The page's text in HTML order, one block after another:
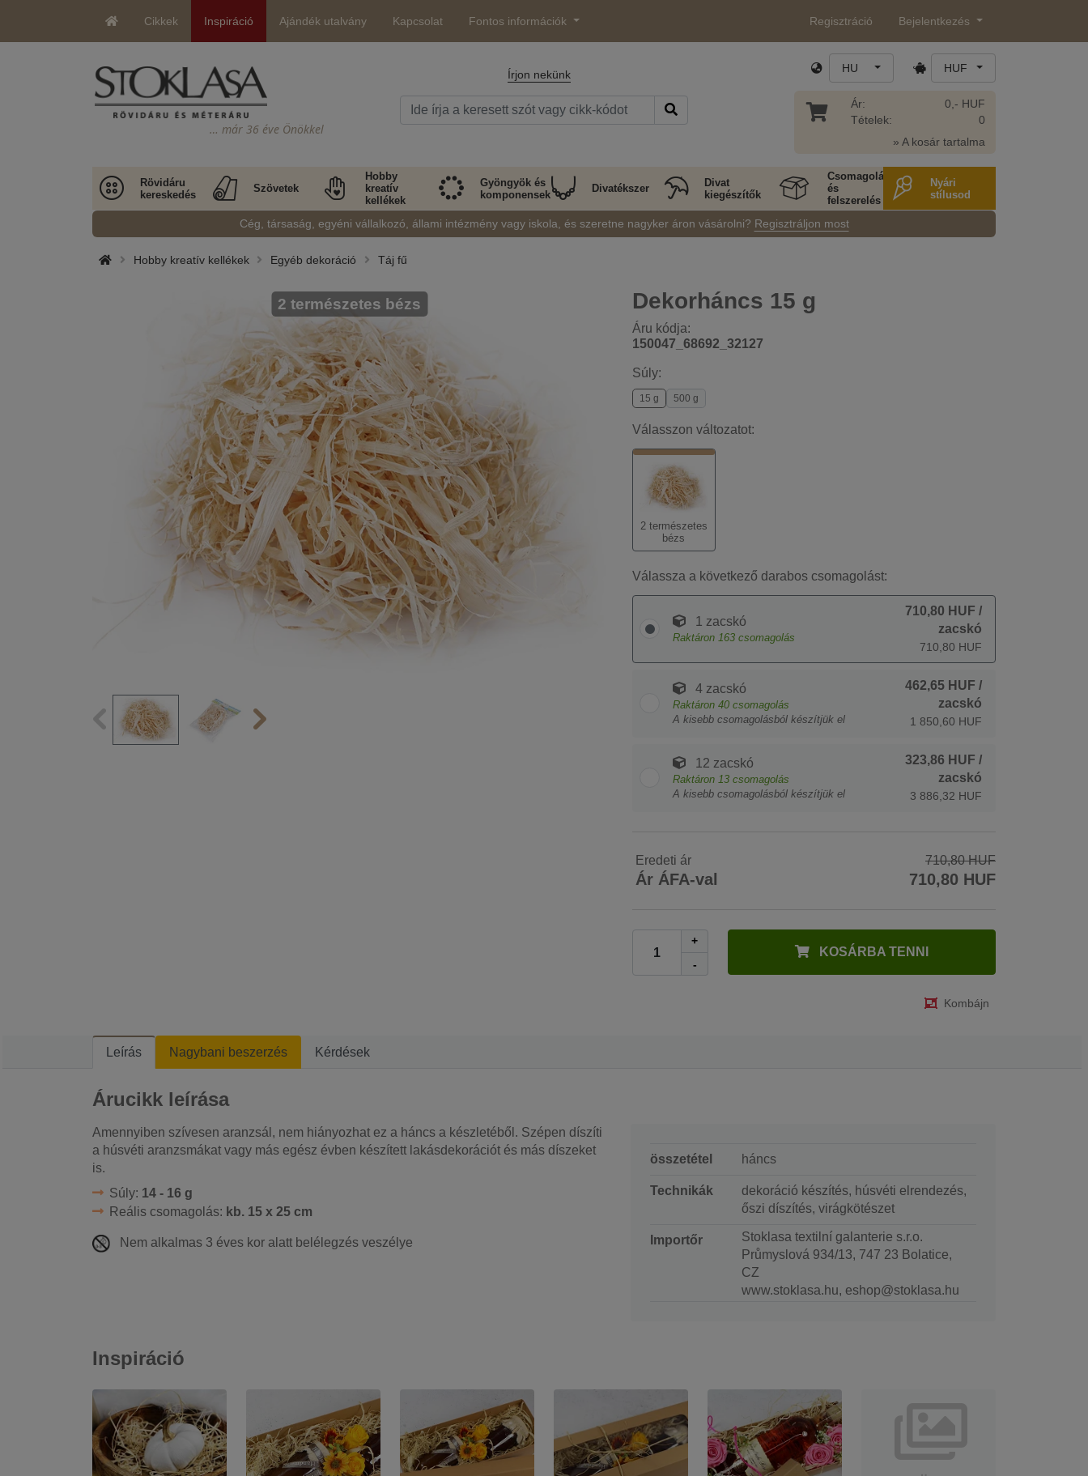
Cikkek Inspiráció Ajándék utalvány Kapcsolat Fontos információk Regisztráció Bejelentkezés
… már 36 éve Önökkel
Írjon nekünk HU HUF
Ár:
Tételek:
0,- HUF
0
» A kosár tartalma
Rövidáru
kereskedés
Szövetek
Hobby
kreatív
kellékek
Gyöngyök és
komponensek
Divatékszer
Divat
kiegészítők
Csomagolás
és
felszerelés
Nyári
stílusod
Cég, társaság, egyéni vállalkozó, állami intézmény vagy iskola, és szeretne nagyker áron vásárolni? Regisztráljon most
Hobby kreatív kellékek Egyéb dekoráció Táj fű
Dekorháncs 15 g
Áru kódja:
150047_68692_32127
2 természetes bézs
Súly:
15 g 500 g
Válasszon változatot:
2 természetes
bézs
Válassza a következő darabos csomagolást:
1 zacskó
Raktáron 163 csomagolás
710,80 HUF /
zacskó
710,80 HUF
4 zacskó
Raktáron 40 csomagolás
A kisebb csomagolásból készítjük el
462,65 HUF /
zacskó
1 850,60 HUF
12 zacskó
Raktáron 13 csomagolás
A kisebb csomagolásból készítjük el
323,86 HUF /
zacskó
3 886,32 HUF
Eredeti ár 710,80 HUF
Ár ÁFA-val 710,80 HUF
+
-
KOSÁRBA TENNI
Kombájn
Leírás Nagybani beszerzés Kérdések
Árucikk leírása
Amennyiben szívesen aranzsál, nem hiányozhat ez a háncs a készletéből. Szépen díszíti
a húsvéti aranzsmákat vagy más egész évben készített lakásdekorációt és más díszeket
is.
Súly: 14 - 16 g
Reális csomagolás: kb. 15 x 25 cm
Nem alkalmas 3 éves kor alatt belélegzés veszélye
összetétel háncs
Technikák
dekoráció készítés, húsvéti elrendezés,
őszi díszítés, virágkötészet
Importőr
Stoklasa textilní galanterie s.r.o.
Průmyslová 934/13, 747 23 Bolatice,
CZ
www.stoklasa.hu, eshop@stoklasa.hu
Inspiráció